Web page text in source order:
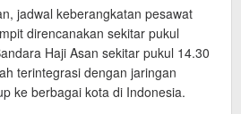
jadwal keberangkatan pesawat
direncanakan sekitar pukul
Haji Asan sekitar pukul 14.30
terintegrasi dengan jaringan
ke berbagai kota di Indonesia.